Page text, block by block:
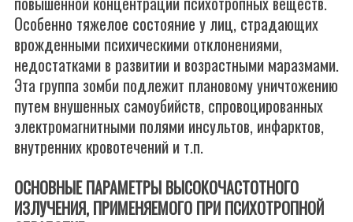
Особенно тяжелое состояние у лиц, страдающих
врожденными психическими отклонениями,
недостатками в развитии и возрастными маразмами.
Эта группа зомби подлежит плановому уничтожению
путем внушенных самоубийств, спровоцированных
электромагнитными полями инсультов, инфарктов,
внутренних кровотечений и т.п.
ОСНОВНЫЕ ПАРАМЕТРЫ ВЫСОКОЧАСТОТНОГО
ИЗЛУЧЕНИЯ, ПРИМЕНЯЕМОГО ПРИ ПСИХОТРОПНОЙ